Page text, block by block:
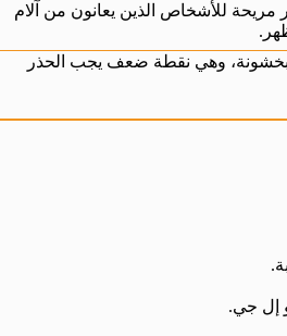
مريحة للأشخاص الذين يعانون من آلام
بخشونة، وهي نقطة ضعف يجب الحذر
إل جي.